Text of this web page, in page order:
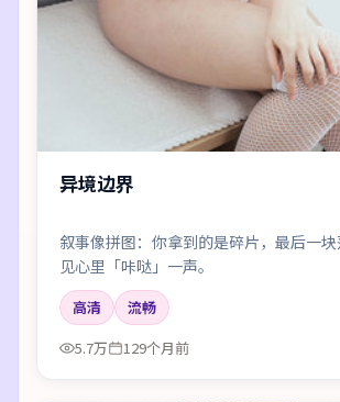
异境边界
叙事像拼图：你拿到的是碎片，最后一
见心里「咔哒」一声。
高清
流畅
5.7万
129个月前